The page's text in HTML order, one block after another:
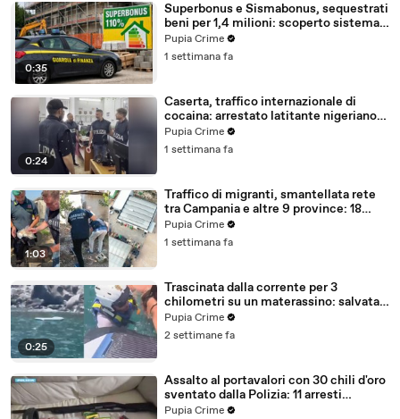
0:35
Superbonus e Sismabonus, sequestrati
beni per 1,4 milioni: scoperto sistema
con false abitazioni (29.07.26)
Pupia Crime
1 settimana fa
0:24
Caserta, traffico internazionale di
cocaina: arrestato latitante nigeriano
ricercato dal 2019 (28.07.26)
Pupia Crime
1 settimana fa
1:03
Traffico di migranti, smantellata rete
tra Campania e altre 9 province: 18
arresti (27.07.26)
Pupia Crime
1 settimana fa
0:25
Trascinata dalla corrente per 3
chilometri su un materassino: salvata
dalla Polizia (25.07.26)
Pupia Crime
2 settimane fa
Assalto al portavalori con 30 chili d'oro
sventato dalla Polizia: 11 arresti
(25.07.26)
Pupia Crime